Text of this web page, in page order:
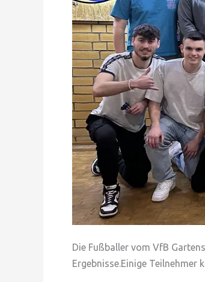
Die Fußballer vom VfB
Ergebnisse.Einige